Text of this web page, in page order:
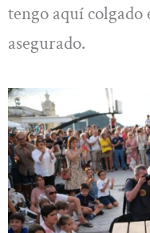
tengo aquí colgado
asegurado.